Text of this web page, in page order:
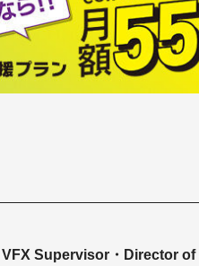
Supervisor・Director of